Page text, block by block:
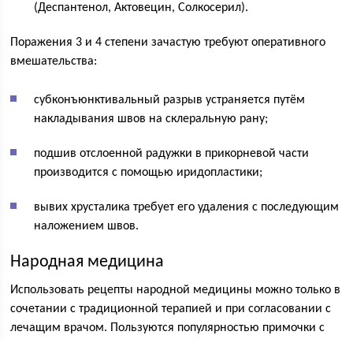
(Деспантенол, Актовецин, Солкосерил).
Поражения 3 и 4 степени зачастую требуют оперативного
вмешательства:
субконъюнктивальный разрыв устраняется путём
накладывания швов на склеральную рану;
подшив отслоенной радужки в прикорневой части
производится с помощью иридопластики;
вывих хрусталика требует его удаления с последующим
наложением швов.
Народная медицина
Использовать рецепты народной медицины можно только в
сочетании с традиционной терапией и при согласовании с
лечащим врачом. Пользуются популярностью примочки с